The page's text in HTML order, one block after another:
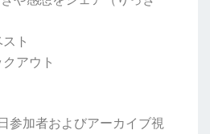
ト
アウト
参加者およびアーカイブ視